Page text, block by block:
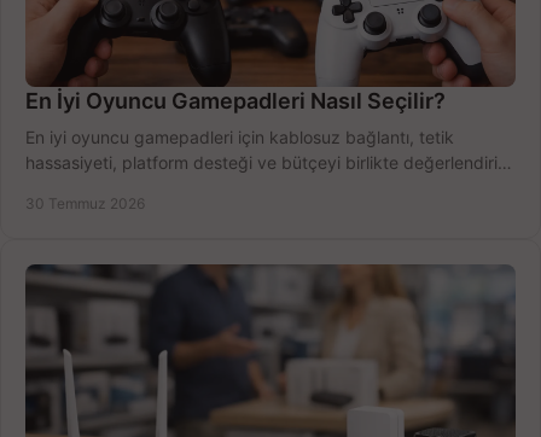
En İyi Oyuncu Gamepadleri Nasıl Seçilir?
En iyi oyuncu gamepadleri için kablosuz bağlantı, tetik
hassasiyeti, platform desteği ve bütçeyi birlikte değerlendirin;
30 Temmuz 2026